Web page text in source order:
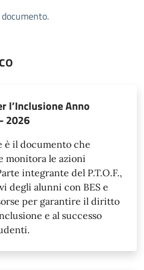
l’Inclusione Anno
2026
è il documento che
monitora le azioni
integrante del P.T.O.F.,
degli alunni con BES e
per garantire il diritto
e al successo